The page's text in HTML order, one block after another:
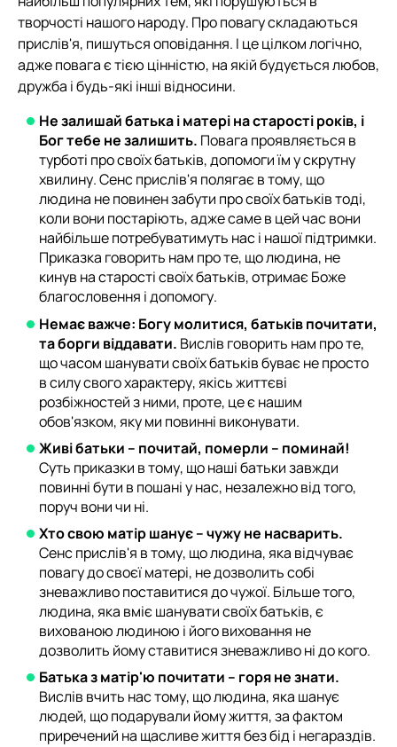
творчості нашого народу. Про повагу складаються
прислів'я, пишуться оповідання. І це цілком логічно,
адже повага є тією цінністю, на якій будується любов,
дружба і будь-які інші відносини.
Не залишай батька і матері на старості років, і
Бог тебе не залишить. Повага проявляється в
турботі про своїх батьків, допомоги їм у скрутну
хвилину. Сенс прислів'я полягає в тому, що
людина не повинен забути про своїх батьків тоді,
коли вони постаріють, адже саме в цей час вони
найбільше потребуватимуть нас і нашої підтримки.
Приказка говорить нам про те, що людина, не
кинув на старості своїх батьків, отримає Боже
благословення і допомогу.
Немає важче: Богу молитися, батьків почитати,
та борги віддавати. Вислів говорить нам про те,
що часом шанувати своїх батьків буває не просто
в силу свого характеру, якісь життєві
розбіжностей з ними, проте, це є нашим
обов'язком, яку ми повинні виконувати.
Живі батьки – почитай, померли – поминай!
Суть приказки в тому, що наші батьки завжди
повинні бути в пошані у нас, незалежно від того,
поруч вони чи ні.
Хто свою матір шанує – чужу не насварить.
Сенс прислів'я в тому, що людина, яка відчуває
повагу до своєї матері, не дозволить собі
зневажливо поставитися до чужої. Більше того,
людина, яка вміє шанувати своїх батьків, є
вихованою людиною і його виховання не
дозволить йому ставитися зневажливо ні до кого.
Батька з матір'ю почитати – горя не знати.
Вислів вчить нас тому, що людина, яка шанує
людей, що подарували йому життя, за фактом
приречений на щасливе життя без бід і негараздів.